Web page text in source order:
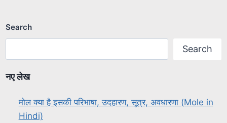
Search
Search
नए लेख
मोल क्या है इसकी परिभाषा, उदहारण, सूत्र, अवधारणा (Mole in
Hindi)